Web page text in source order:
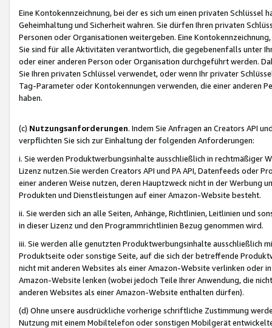
Eine Kontokennzeichnung, bei der es sich um einen privaten
Geheimhaltung und Sicherheit wahren. Sie dürfen Ihren privaten
Personen oder Organisationen weitergeben. Eine
Sie sind für alle Aktivitäten verantwortlich, die gegebenenfalls unter
oder einer anderen Person oder Organisation durchgeführt werden.
Sie Ihren privaten Schlüssel verwendet, oder wenn Ihr privater
Tag-Parameter oder Kontokennungen verwenden, die einer anderen
haben.
(c) Nutzungsanforderungen. Indem Sie Anfragen an Creators API
verpflichten Sie sich zur Einhaltung der folgenden Anforderungen:
i. Sie werden Produktwerbungsinhalte ausschließlich in rechtmäßiger
Lizenz nutzen.Sie werden Creators API und PA API, Datenfeeds oder
einer anderen Weise nutzen, deren Hauptzweck nicht in der Werbung
Produkten und Dienstleistungen auf einer Amazon-Website besteht.
ii. Sie werden sich an alle Seiten, Anhänge, Richtlinien, Leitlinien und
in dieser Lizenz und den Programmrichtlinien Bezug genommen wird.
iii. Sie werden alle genutzten Produktwerbungsinhalte ausschließlich
Produktseite oder sonstige Seite, auf die sich der betreffende
nicht mit anderen Websites als einer Amazon-Website verlinken oder
Amazon-Website lenken (wobei jedoch Teile Ihrer Anwendung, die
anderen Websites als einer Amazon-Website enthalten dürfen).
(d) Ohne unsere ausdrückliche vorherige schriftliche Zustimmung
Nutzung mit einem Mobiltelefon oder sonstigen Mobilgerät